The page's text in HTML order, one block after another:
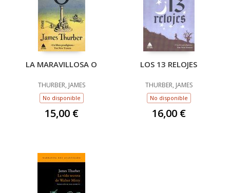
LA MARAVILLOSA O
THURBER, JAMES
No disponible
15,00 €
LOS 13 RELOJES
THURBER, JAMES
No disponible
16,00 €